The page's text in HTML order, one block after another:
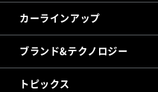
カーラインアップ
ブランド&テクノロジー
トピックス